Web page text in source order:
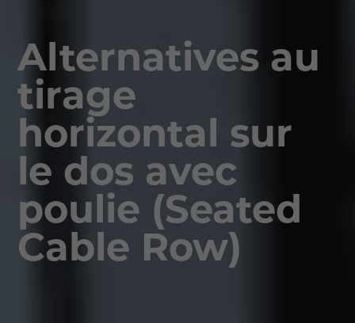
Alternatives au
tirage
horizontal sur
le dos avec
poulie (Seated
Cable Row)